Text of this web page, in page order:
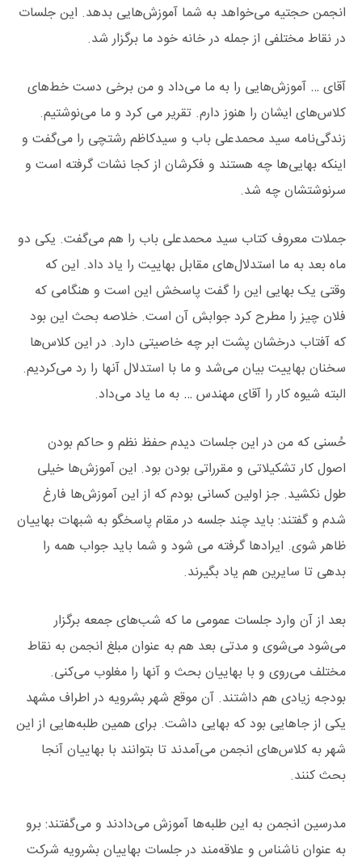
انجمن حجتیه می‌خواهد به شما آموزش‌هایی بدهد. این جلسات
در نقاط مختلفی از جمله در خانه خود ما برگزار شد.
آقای … آموزش‌هایی را به ما می‌داد و من برخی دست خط‌های
کلاس‌های ایشان را هنوز دارم. تقریر می کرد و ما می‌نوشتیم.
زندگی‌نامه سید محمدعلی باب و سیدکاظم رشتچی را می‌گفت و
اینکه بهایی‌ها چه هستند و فکرشان از کجا نشات گرفته است و
سرنوشتشان چه شد.
جملات معروف کتاب سید محمدعلی باب را هم می‌گفت. یکی دو
ماه بعد به ما استدلال‌های مقابل بهاییت را یاد داد. این که
وقتی یک بهایی این را گفت پاسخش این است و هنگامی که
فلان چیز را مطرح کرد جوابش آن است. خلاصه بحث این بود
که آفتاب درخشان پشت ابر چه خاصیتی دارد. در این کلاس‌ها
سخنان بهاییت بیان می‌شد و ما با استدلال آنها را رد می‌کردیم.
البته شیوه کار را آقای مهندس … به ما یاد می‌داد.
حُسنی که من در این جلسات دیدم حفظ نظم و حاکم بودن
اصول کار تشکیلاتی و مقرراتی بودن بود. این آموزش‌ها خیلی
طول نکشید. جز اولین کسانی بودم که از این آموزش‌ها فارغ
شدم و گفتند: باید چند جلسه در مقام پاسخگو به شبهات بهاییان
ظاهر شوی. ایرادها گرفته می شود و شما باید جواب همه را
بدهی تا سایرین هم یاد بگیرند.
بعد از آن وارد جلسات عمومی ما که شب‌های جمعه برگزار
می‌شود می‌شوی و مدتی بعد هم به عنوان مبلغ انجمن به نقاط
مختلف می‌روی و با بهاییان بحث و آنها را مغلوب می‌کنی.
بودجه زیادی هم داشتند. آن موقع شهر بشرویه در اطراف مشهد
یکی از جاهایی بود که بهایی داشت. برای همین طلبه‌هایی از این
شهر به کلاس‌های انجمن می‌آمدند تا بتوانند با بهاییان آنجا
بحث کنند.
مدرسین انجمن به این طلبه‌ها آموزش می‌دادند و می‌گفتند: برو
به عنوان ناشناس و علاقه‌مند در جلسات بهاییان بشرویه شرکت